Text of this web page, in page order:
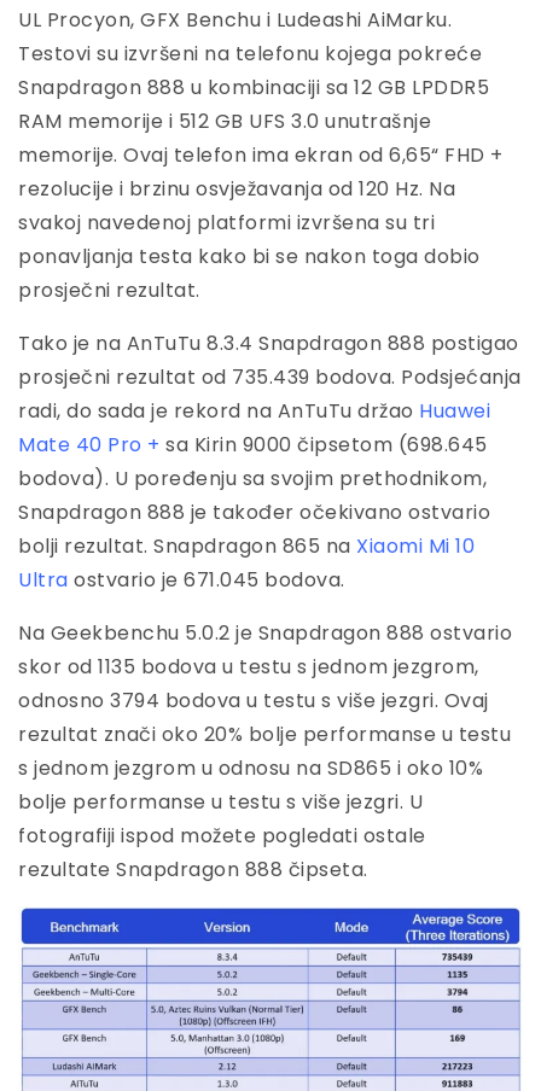
UL Procyon, GFX Benchu i Ludeashi AiMarku.
Testovi su izvršeni na telefonu kojega pokreće
Snapdragon 888 u kombinaciji sa 12 GB LPDDR5
RAM memorije i 512 GB UFS 3.0 unutrašnje
memorije. Ovaj telefon ima ekran od 6,65“ FHD +
rezolucije i brzinu osvježavanja od 120 Hz. Na
svakoj navedenoj platformi izvršena su tri
ponavljanja testa kako bi se nakon toga dobio
prosječni rezultat.
Tako je na AnTuTu 8.3.4 Snapdragon 888 postigao
prosječni rezultat od 735.439 bodova. Podsjećanja
radi, do sada je rekord na AnTuTu držao Huawei
Mate 40 Pro + sa Kirin 9000 čipsetom (698.645
bodova). U poređenju sa svojim prethodnikom,
Snapdragon 888 je također očekivano ostvario
bolji rezultat. Snapdragon 865 na Xiaomi Mi 10
Ultra ostvario je 671.045 bodova.
Na Geekbenchu 5.0.2 je Snapdragon 888 ostvario
skor od 1135 bodova u testu s jednom jezgrom,
odnosno 3794 bodova u testu s više jezgri. Ovaj
rezultat znači oko 20% bolje performanse u testu
s jednom jezgrom u odnosu na SD865 i oko 10%
bolje performanse u testu s više jezgri. U
fotografiji ispod možete pogledati ostale
rezultate Snapdragon 888 čipseta.